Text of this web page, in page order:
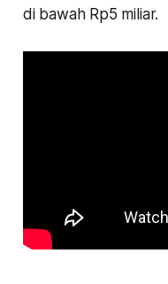
di bawah Rp5 miliar.